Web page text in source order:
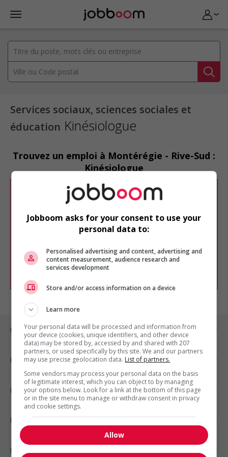
Services sociaux, sciences sociales et
éducation Kinésiologue
Trouvez un emploi à Montérégie - Rive-Sud :
Kinésiologue
Désolé, cette recherche n'a produit aucun
résultat.
Veuillez faire une nouvelle recherche.
Vous pouvez en tout temps utiliser nos
chercher un poste selon votre profil
d'intérêt en emploi en vousinscrivant
comme membre Jobboom.
Emplois par ville
Emplois par secteur
Emplois par statut
Emplois par type
Nos suggestions
Jobboom asks for your consent to use your
personal data to:
Personalised advertising and content, advertising and
content measurement, audience research and
services development
Store and/or access information on a device
Learn more
Your personal data will be processed and information from
your device (cookies, unique identifiers, and other device
data) may be stored by, accessed by and shared with 207
partners, or used specifically by this site. We and our partners
may use precise geolocation data. List of partners.
Some vendors may process your personal data on the basis
of legitimate interest, which you can object to by managing
your options below. Look for a link at the bottom of this page
or in the site menu to manage or withdraw consent in privacy
and cookie settings.
Allow